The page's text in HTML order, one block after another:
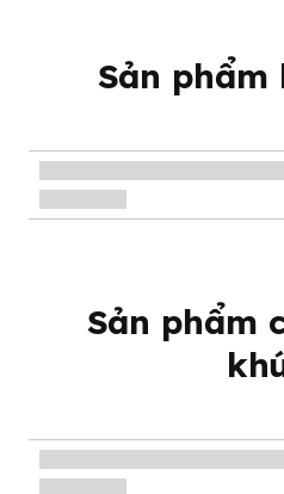
Kemy Kids vị
Thành phần bao gồm:
59,5%
Sản phẩm
Sản phẩm